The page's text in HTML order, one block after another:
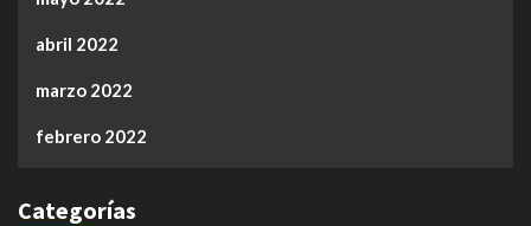
abril 2022
marzo 2022
febrero 2022
Categorías